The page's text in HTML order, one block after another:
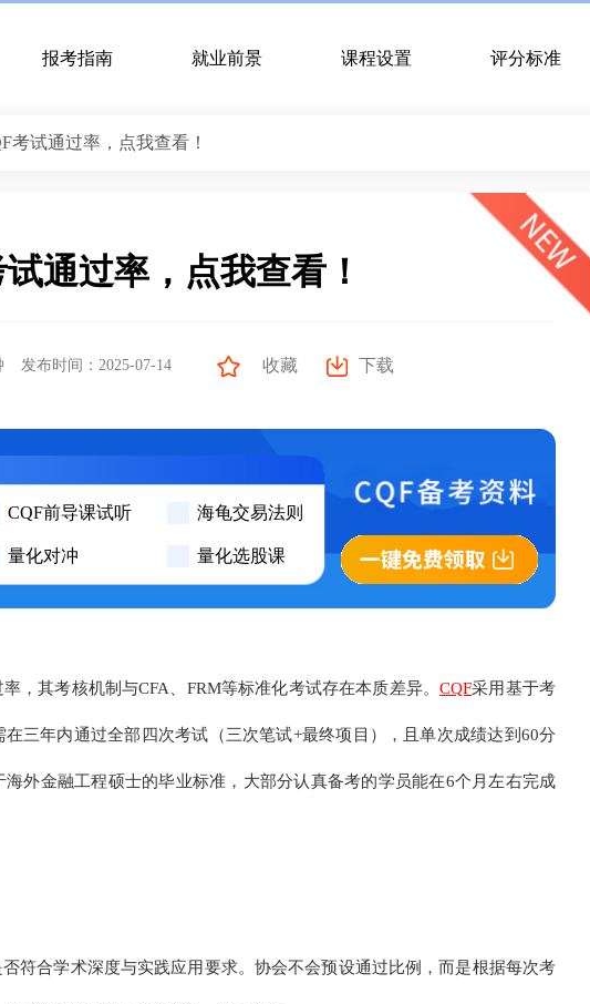
报考指南 就业前景 课程设置 评分标准
考试通过率，点我查看！
通过率，点我查看！
发布时间：2025-07-14 收藏
CQF前导课试听 海龟交易法则
量化对冲 量化选股课
，其考核机制与CFA、FRM等标准化考试存在本质差异。CQF采用基于考
三年内通过全部四次考试（三次笔试+最终项目），且单次成绩达到60分
外金融工程硕士的毕业标准，大部分认真备考的学员能在6个月左右完成
符合学术深度与实践应用要求。协会不会预设通过比例，而是根据每次考